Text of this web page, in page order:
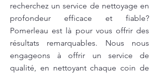
recherchez un service de nettoyage en
profondeur efficace et fiable?
Pomerleau est là pour vous offrir des
résultats remarquables. Nous nous
engageons à offrir un service de
qualité, en nettoyant chaque coin de